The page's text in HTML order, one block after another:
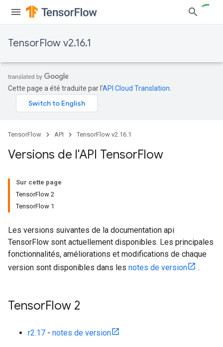
TensorFlow v2.16.1
Cette page a été traduite par l'API Cloud Translation
TensorFlow API TensorFlow v2.16.1
Versions de l'API TensorFlow
Sur cette page
TensorFlow 2
TensorFlow 1
Les versions suivantes de la documentation api
TensorFlow sont actuellement disponibles. Les principales
fonctionnalités, améliorations et modifications de chaque
version sont disponibles dans les notes de version .
TensorFlow 2
r2.17 - notes de version